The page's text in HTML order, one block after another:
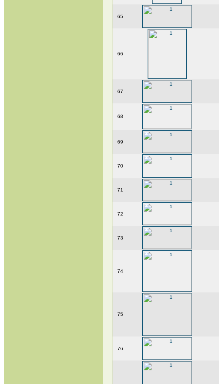
65
66
67
68
69
70
71
72
73
74
75
76